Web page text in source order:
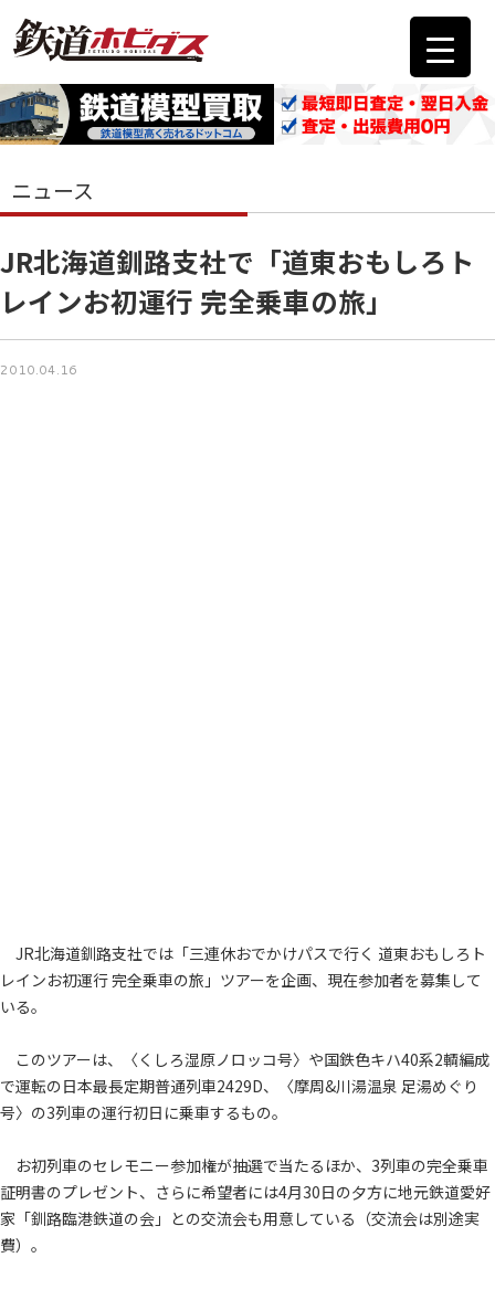
ニュース
JR北海道釧路支社で「道東おもしろト
レインお初運行 完全乗車の旅」
2010.04.16
JR北海道釧路支社では「三連休おでかけパスで行く 道東おもしろト
レインお初運行 完全乗車の旅」ツアーを企画、現在参加者を募集して
いる。
このツアーは、〈くしろ湿原ノロッコ号〉や国鉄色キハ40系2輌編成
で運転の日本最長定期普通列車2429D、〈摩周&川湯温泉 足湯めぐり
号〉の3列車の運行初日に乗車するもの。
お初列車のセレモニー参加権が抽選で当たるほか、3列車の完全乗車
証明書のプレゼント、さらに希望者には4月30日の夕方に地元鉄道愛好
家「釧路臨港鉄道の会」との交流会も用意している（交流会は別途実
費）。